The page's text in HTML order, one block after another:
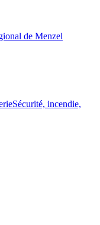
de Menzel
Sécurité, incendie,